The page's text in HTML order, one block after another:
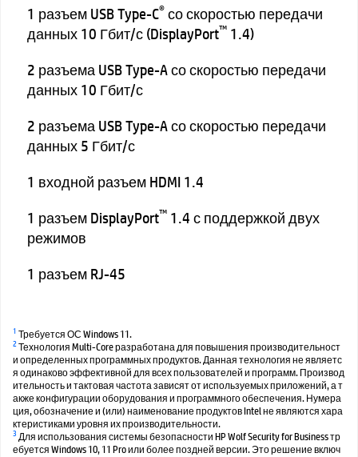
1 разъем USB Type-C® со скоростью передачи
данных 10 Гбит/с (DisplayPort™ 1.4)
2 разъема USB Type-A со скоростью передачи
данных 10 Гбит/с
2 разъема USB Type-A со скоростью передачи
данных 5 Гбит/с
1 входной разъем HDMI 1.4
1 разъем DisplayPort™ 1.4 с поддержкой двух
режимов
1 разъем RJ-45
1 Требуется ОС Windows 11.
2Технология Multi-Core разработана для повышения производительност
и определенных программных продуктов. Данная технология не являетс
я одинаково эффективной для всех пользователей и программ. Производ
ительность и тактовая частота зависят от используемых приложений, а т
акже конфигурации оборудования и программного обеспечения. Нумера
ция, обозначение и (или) наименование продуктов Intel не являются хара
ктеристиками уровня их производительности.
3 Для использования системы безопасности HP Wolf Security for Business тр
ебуется Windows 10, 11 Pro или более поздней версии. Это решение включ